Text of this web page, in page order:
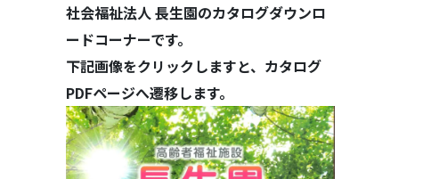
社会福祉法人 長生園のカタログダウンロ
ードコーナーです。
下記画像をクリックしますと、カタログ
PDFページへ遷移します。